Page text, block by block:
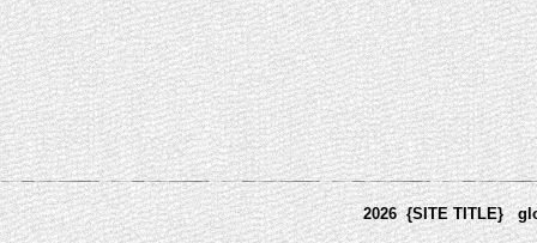
2026 {SITE TITLE}